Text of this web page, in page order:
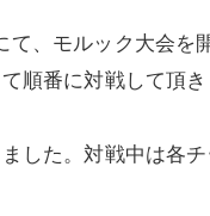
、モルック大会
順番に対戦して頂き
した。対戦中は各